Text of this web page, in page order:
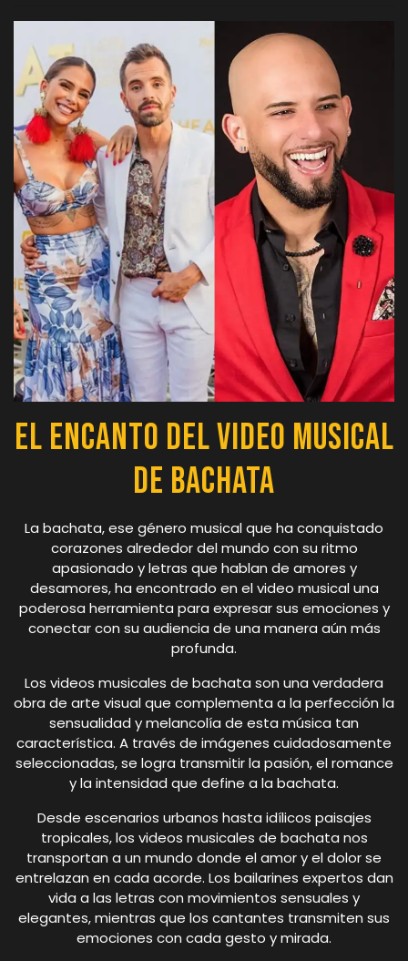
El Encanto del Video Musical
de Bachata
La bachata, ese género musical que ha conquistado
corazones alrededor del mundo con su ritmo
apasionado y letras que hablan de amores y
desamores, ha encontrado en el video musical una
poderosa herramienta para expresar sus emociones y
conectar con su audiencia de una manera aún más
profunda.
Los videos musicales de bachata son una verdadera
obra de arte visual que complementa a la perfección la
sensualidad y melancolía de esta música tan
característica. A través de imágenes cuidadosamente
seleccionadas, se logra transmitir la pasión, el romance
y la intensidad que define a la bachata.
Desde escenarios urbanos hasta idílicos paisajes
tropicales, los videos musicales de bachata nos
transportan a un mundo donde el amor y el dolor se
entrelazan en cada acorde. Los bailarines expertos dan
vida a las letras con movimientos sensuales y
elegantes, mientras que los cantantes transmiten sus
emociones con cada gesto y mirada.